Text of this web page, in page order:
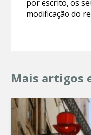
por escrito, os
modificação do
Mais artigos